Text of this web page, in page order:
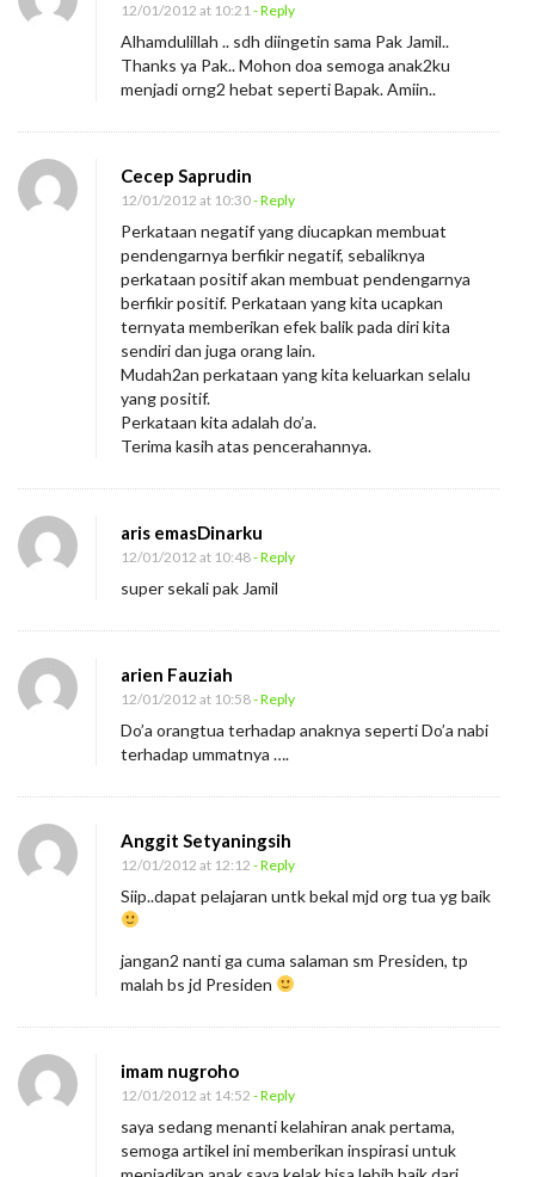
12/01/2012 at 10:21- Reply
Alhamdulillah .. sdh diingetin sama Pak Jamil..
Thanks ya Pak.. Mohon doa semoga anak2ku
menjadi orng2 hebat seperti Bapak. Amiin..
Cecep Saprudin
12/01/2012 at 10:30- Reply
Perkataan negatif yang diucapkan membuat
pendengarnya berfikir negatif, sebaliknya
perkataan positif akan membuat pendengarnya
berfikir positif. Perkataan yang kita ucapkan
ternyata memberikan efek balik pada diri kita
sendiri dan juga orang lain.
Mudah2an perkataan yang kita keluarkan selalu
yang positif.
Perkataan kita adalah do’a.
Terima kasih atas pencerahannya.
aris emasDinarku
12/01/2012 at 10:48- Reply
super sekali pak Jamil
arien Fauziah
12/01/2012 at 10:58- Reply
Do’a orangtua terhadap anaknya seperti Do’a nabi
terhadap ummatnya ….
Anggit Setyaningsih
12/01/2012 at 12:12 - Reply
Siip..dapat pelajaran untk bekal mjd org tua yg baik
jangan2 nanti ga cuma salaman sm Presiden, tp
malah bs jd Presiden
imam nugroho
12/01/2012 at 14:52 - Reply
saya sedang menanti kelahiran anak pertama,
semoga artikel ini memberikan inspirasi untuk